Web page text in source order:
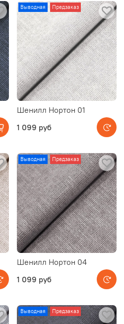
Выводная Предзаказ
Шенилл Нортон 01
1 099 руб
Выводная Предзаказ
Шенилл Нортон 04
1 099 руб
Выводная Предзаказ